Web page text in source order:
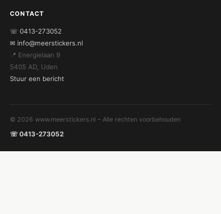
CONTACT
☏ 0413-273052
✉ info@meerstickers.nl
📍 Energielaan 9
5405 AD, Uden
Stuur een bericht
© 2026 www.meerstickers.nl – Alle rechten voorbehouden
☏ 0413-273052